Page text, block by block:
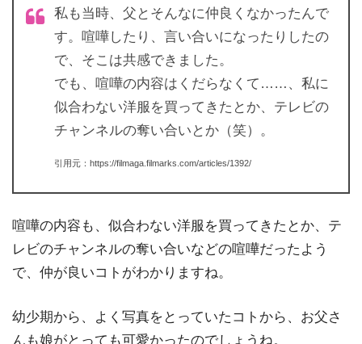
私も当時、父とそんなに仲良くなかったんで
す。喧嘩したり、言い合いになったりしたの
で、そこは共感できました。
でも、喧嘩の内容はくだらなくて……、私に
似合わない洋服を買ってきたとか、テレビの
チャンネルの奪い合いとか（笑）。
引用元：https://filmaga.filmarks.com/articles/1392/
喧嘩の内容も、似合わない洋服を買ってきたとか、テ
レビのチャンネルの奪い合いなどの喧嘩だったよう
で、仲が良いコトがわかりますね。
幼少期から、よく写真をとっていたコトから、お父さ
んも娘がとっても可愛かったのでしょうね。